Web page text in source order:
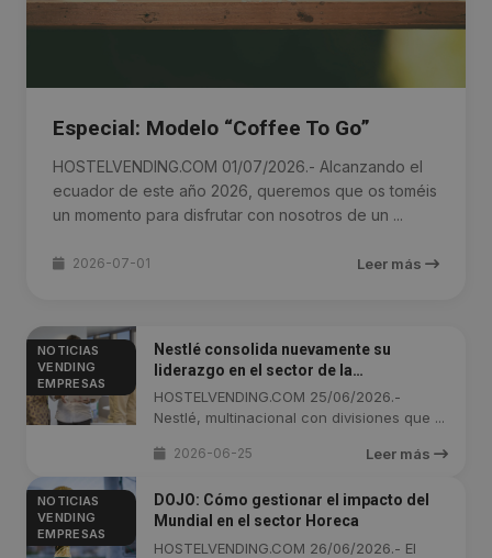
Especial: Modelo “Coffee To Go”
HOSTELVENDING.COM 01/07/2026.- Alcanzando el
ecuador de este año 2026, queremos que os toméis
un momento para disfrutar con nosotros de un ...
2026-07-01 Leer más
NOTICIAS
VENDING
EMPRESAS
Nestlé consolida nuevamente su
liderazgo en el sector de la
alimentación con el puesto 13ª del
ranking Merco Empresas 2026
HOSTELVENDING.COM 25/06/2026.-
Nestlé, multinacional con divisiones que ...
2026-06-25 Leer más
NOTICIAS
VENDING
EMPRESAS
DOJO: Cómo gestionar el impacto del
Mundial en el sector Horeca
HOSTELVENDING.COM 26/06/2026.- El